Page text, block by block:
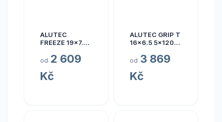
ALUTEC
FREEZE 19x7.5
od 2 609
Kč
ALUTEC GRIP T
16x6.5 5x120
od 3 869
Kč